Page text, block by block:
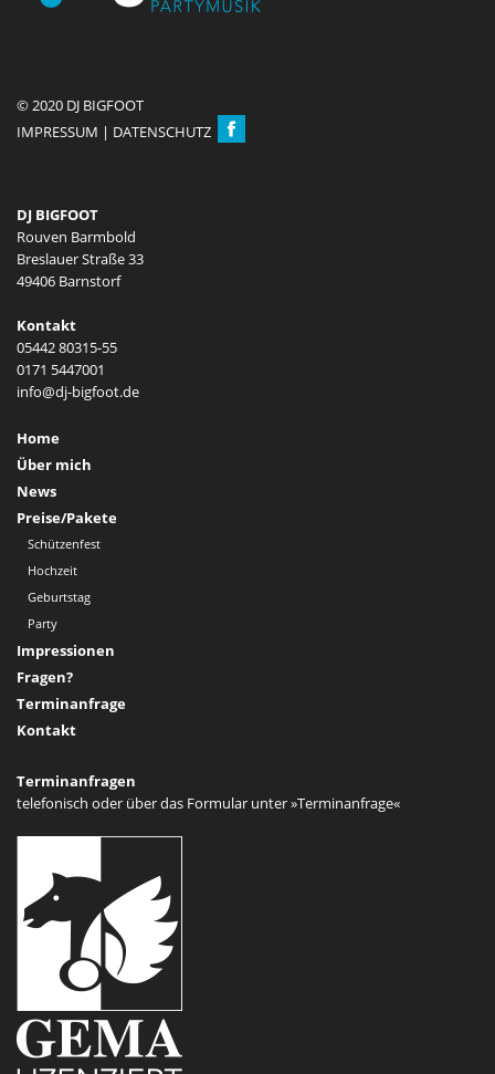
© 2020 DJ BIGFOOT
IMPRESSUM | DATENSCHUTZ
DJ BIGFOOT
Rouven Barmbold
Breslauer Straße 33
49406 Barnstorf
Kontakt
05442 80315-55
0171 5447001
Home
Über mich
News
Preise/Pakete
Schützenfest
Hochzeit
Geburtstag
Party
Impressionen
Fragen?
Terminanfrage
Kontakt
Terminanfragen
telefonisch oder über das Formular unter»Terminanfrage«